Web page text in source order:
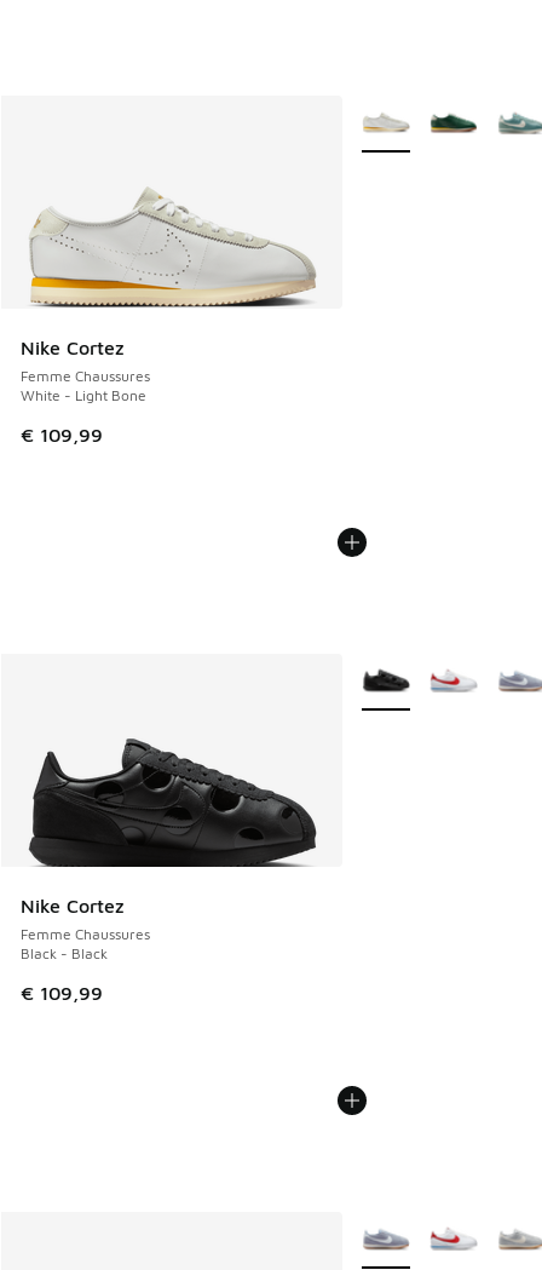
Nike Cortez
Femme Chaussures
White - Light Bone
€ 109,99
Plus de couleurs
Nike Cortez
Femme Chaussures
Black - Black
€ 109,99
Plus de couleurs
Plus de couleurs